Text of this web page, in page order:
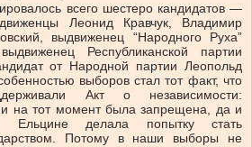
всего шестеро кандидатов —
Леонид Кравчук, Владимир
выдвиженец “Народного Руха”
Республиканской партии
от Народной партии Леопольд
выборов стал тот факт, что
Акт о независимости:
на тот момент была запрещена, да и
Ельцине делала попытку стать
Потому в наши выборы не